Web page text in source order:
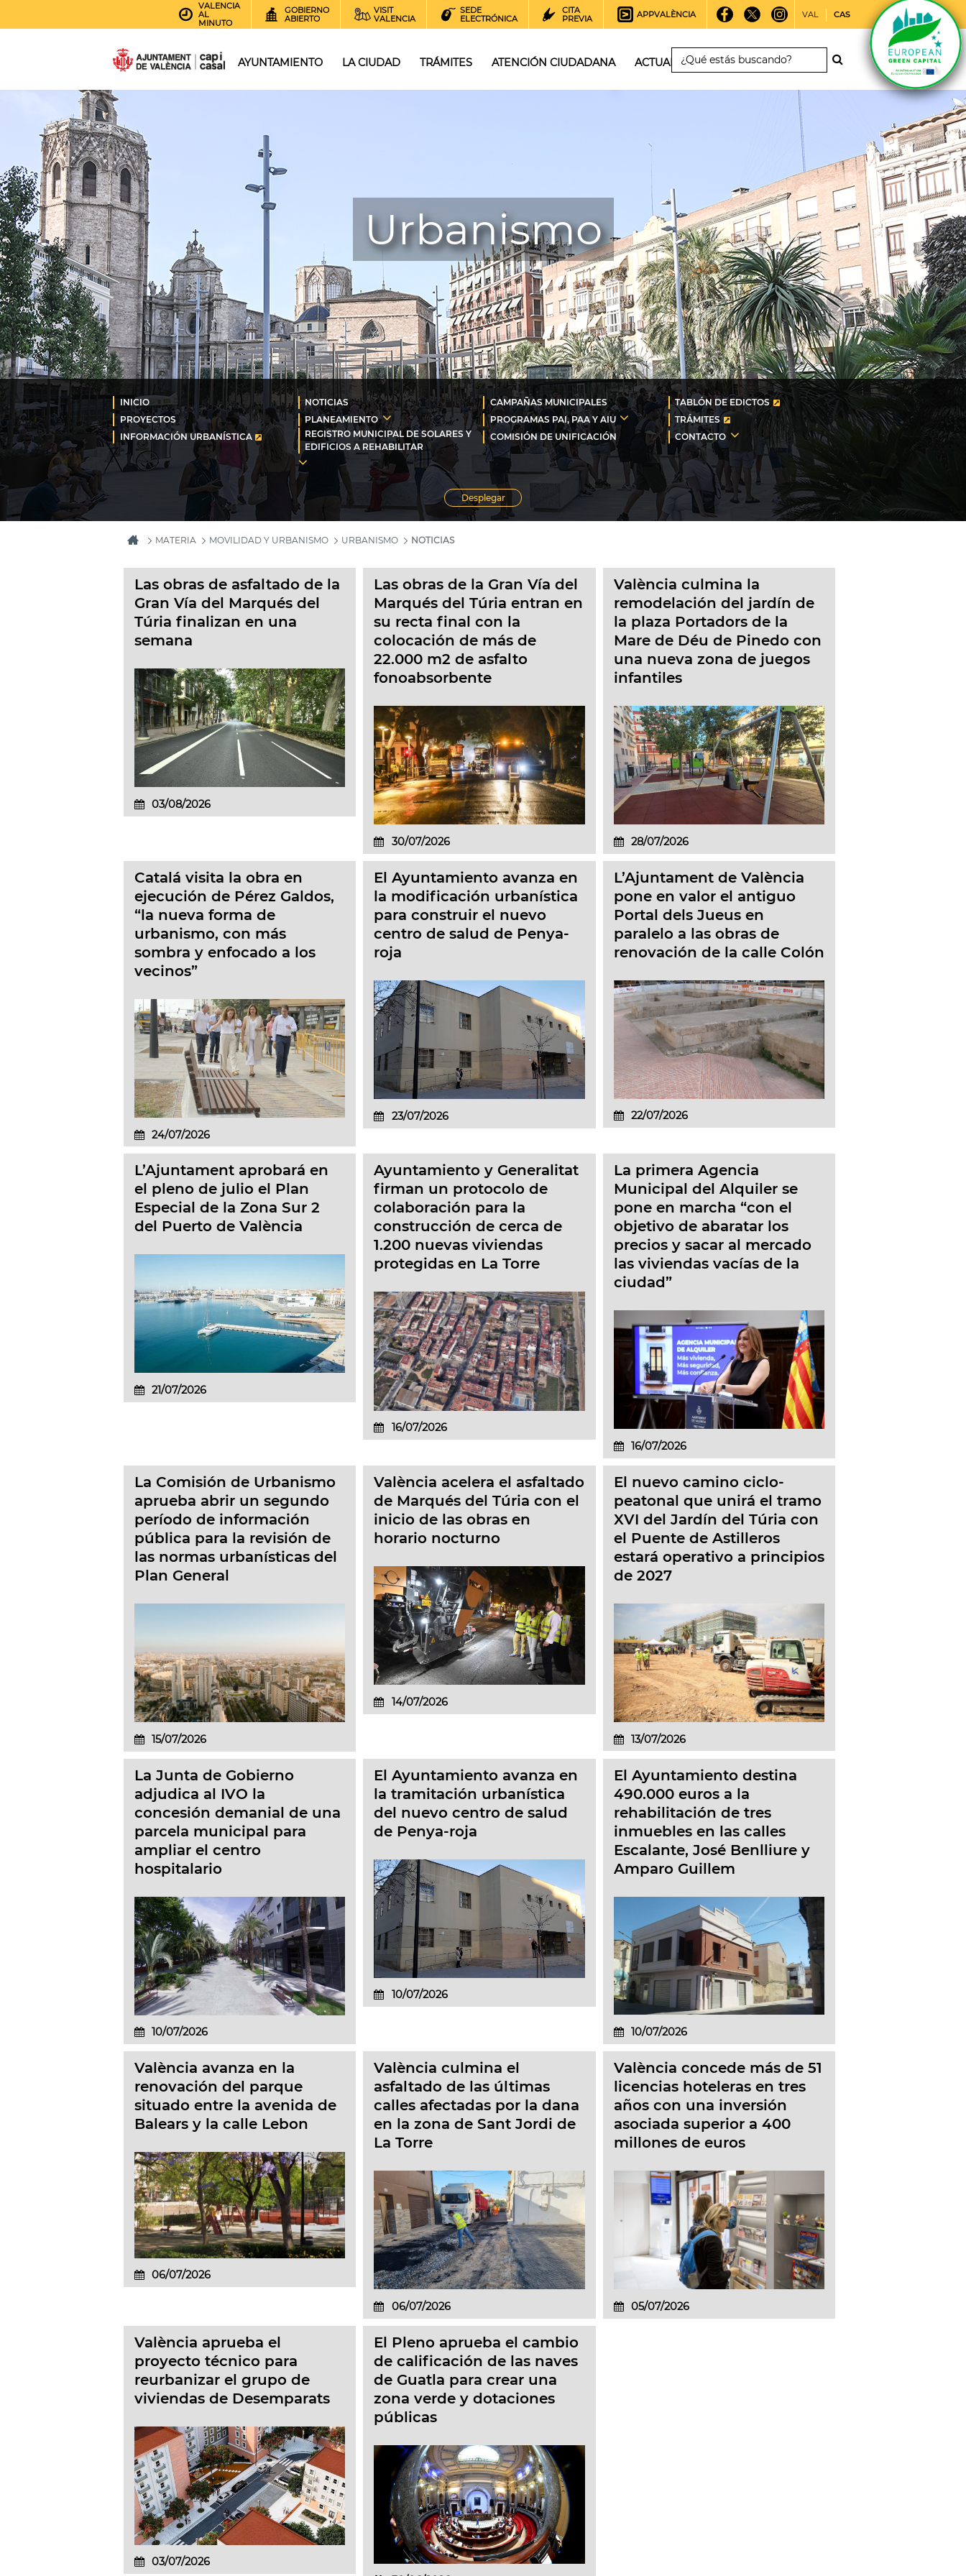
VALENCIA
AL
MINUTO
GOBIERNO
ABIERTO
VISIT
VALENCIA
SEDE
ELECTRÓNICA
CITA
PREVIA
APPVALÈNCIA VAL CAS
AYUNTAMIENTO LA CIUDAD TRÁMITES ATENCIÓN CIUDADANA ACTUALIDAD
Urbanismo
INICIO NOTICIAS CAMPAÑAS MUNICIPALES
TABLÓN DE EDICTOS
PROYECTOS
PLANEAMIENTO PROGRAMAS PAI, PAA Y AIU
TRÁMITES
INFORMACIÓN URBANÍSTICA
REGISTRO MUNICIPAL DE SOLARES Y
EDIFICIOS A REHABILITAR
COMISIÓN DE UNIFICACIÓN CONTACTO
Desplegar
MATERIA MOVILIDAD Y URBANISMO URBANISMO NOTICIAS
Las obras de asfaltado de la
Gran Vía del Marqués del
Túria finalizan en una
semana
03/08/2026
Las obras de la Gran Vía del
Marqués del Túria entran en
su recta final con la
colocación de más de
22.000 m2 de asfalto
fonoabsorbente
30/07/2026
València culmina la
remodelación del jardín de
la plaza Portadors de la
Mare de Déu de Pinedo con
una nueva zona de juegos
infantiles
28/07/2026
Catalá visita la obra en
ejecución de Pérez Galdos,
“la nueva forma de
urbanismo, con más
sombra y enfocado a los
vecinos”
24/07/2026
El Ayuntamiento avanza en
la modificación urbanística
para construir el nuevo
centro de salud de Penya-
roja
23/07/2026
L’Ajuntament de València
pone en valor el antiguo
Portal dels Jueus en
paralelo a las obras de
renovación de la calle Colón
22/07/2026
L’Ajuntament aprobará en
el pleno de julio el Plan
Especial de la Zona Sur 2
del Puerto de València
21/07/2026
Ayuntamiento y Generalitat
firman un protocolo de
colaboración para la
construcción de cerca de
1.200 nuevas viviendas
protegidas en La Torre
16/07/2026
La primera Agencia
Municipal del Alquiler se
pone en marcha “con el
objetivo de abaratar los
precios y sacar al mercado
las viviendas vacías de la
ciudad”
16/07/2026
La Comisión de Urbanismo
aprueba abrir un segundo
período de información
pública para la revisión de
las normas urbanísticas del
Plan General
15/07/2026
València acelera el asfaltado
de Marqués del Túria con el
inicio de las obras en
horario nocturno
14/07/2026
El nuevo camino ciclo-
peatonal que unirá el tramo
XVI del Jardín del Túria con
el Puente de Astilleros
estará operativo a principios
de 2027
13/07/2026
La Junta de Gobierno
adjudica al IVO la
concesión demanial de una
parcela municipal para
ampliar el centro
hospitalario
10/07/2026
El Ayuntamiento avanza en
la tramitación urbanística
del nuevo centro de salud
de Penya-roja
10/07/2026
El Ayuntamiento destina
490.000 euros a la
rehabilitación de tres
inmuebles en las calles
Escalante, José Benlliure y
Amparo Guillem
10/07/2026
València avanza en la
renovación del parque
situado entre la avenida de
Balears y la calle Lebon
06/07/2026
València culmina el
asfaltado de las últimas
calles afectadas por la dana
en la zona de Sant Jordi de
La Torre
06/07/2026
València concede más de 51
licencias hoteleras en tres
años con una inversión
asociada superior a 400
millones de euros
05/07/2026
València aprueba el
proyecto técnico para
reurbanizar el grupo de
viviendas de Desemparats
03/07/2026
El Pleno aprueba el cambio
de calificación de las naves
de Guatla para crear una
zona verde y dotaciones
públicas